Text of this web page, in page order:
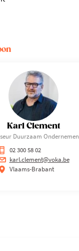
Karl Clement
Duurzaam Ondernemen
02 300 58 02
karl.clement@voka.be
Vlaams-Brabant